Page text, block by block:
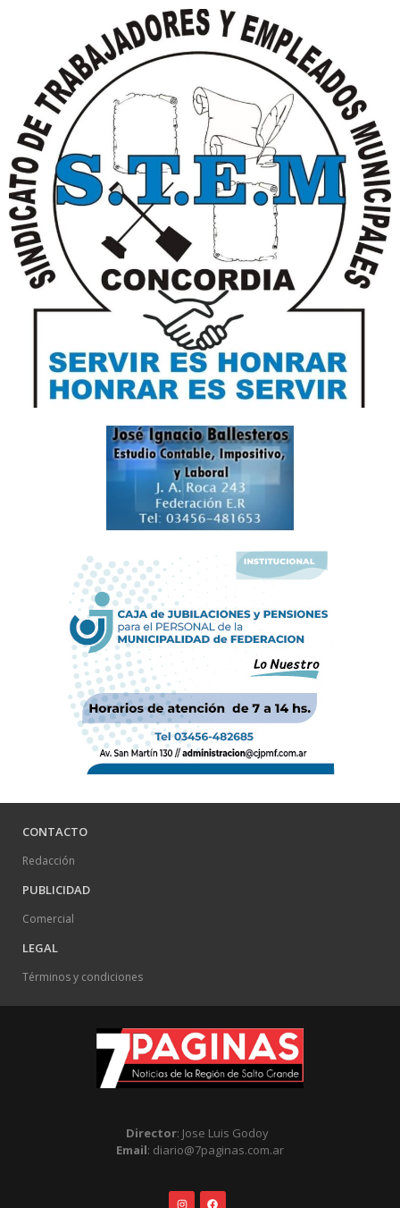
CONTACTO
Redacción
PUBLICIDAD
Comercial
LEGAL
Términos y condiciones
Director: Jose Luis Godoy
Email: diario@7paginas.com.ar